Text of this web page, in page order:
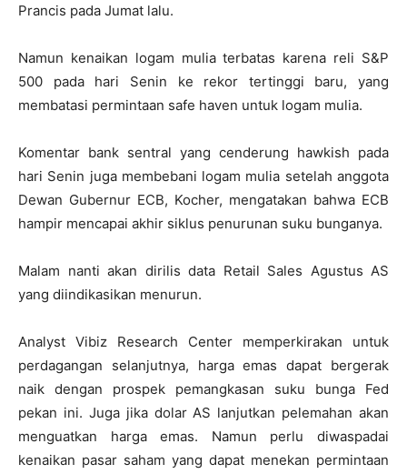
Prancis pada Jumat lalu.
Namun kenaikan logam mulia terbatas karena reli S&P
500 pada hari Senin ke rekor tertinggi baru, yang
membatasi permintaan safe haven untuk logam mulia.
Komentar bank sentral yang cenderung hawkish pada
hari Senin juga membebani logam mulia setelah anggota
Dewan Gubernur ECB, Kocher, mengatakan bahwa ECB
hampir mencapai akhir siklus penurunan suku bunganya.
Malam nanti akan dirilis data Retail Sales Agustus AS
yang diindikasikan menurun.
Analyst Vibiz Research Center memperkirakan untuk
perdagangan selanjutnya, harga emas dapat bergerak
naik dengan prospek pemangkasan suku bunga Fed
pekan ini. Juga jika dolar AS lanjutkan pelemahan akan
menguatkan harga emas. Namun perlu diwaspadai
kenaikan pasar saham yang dapat menekan permintaan